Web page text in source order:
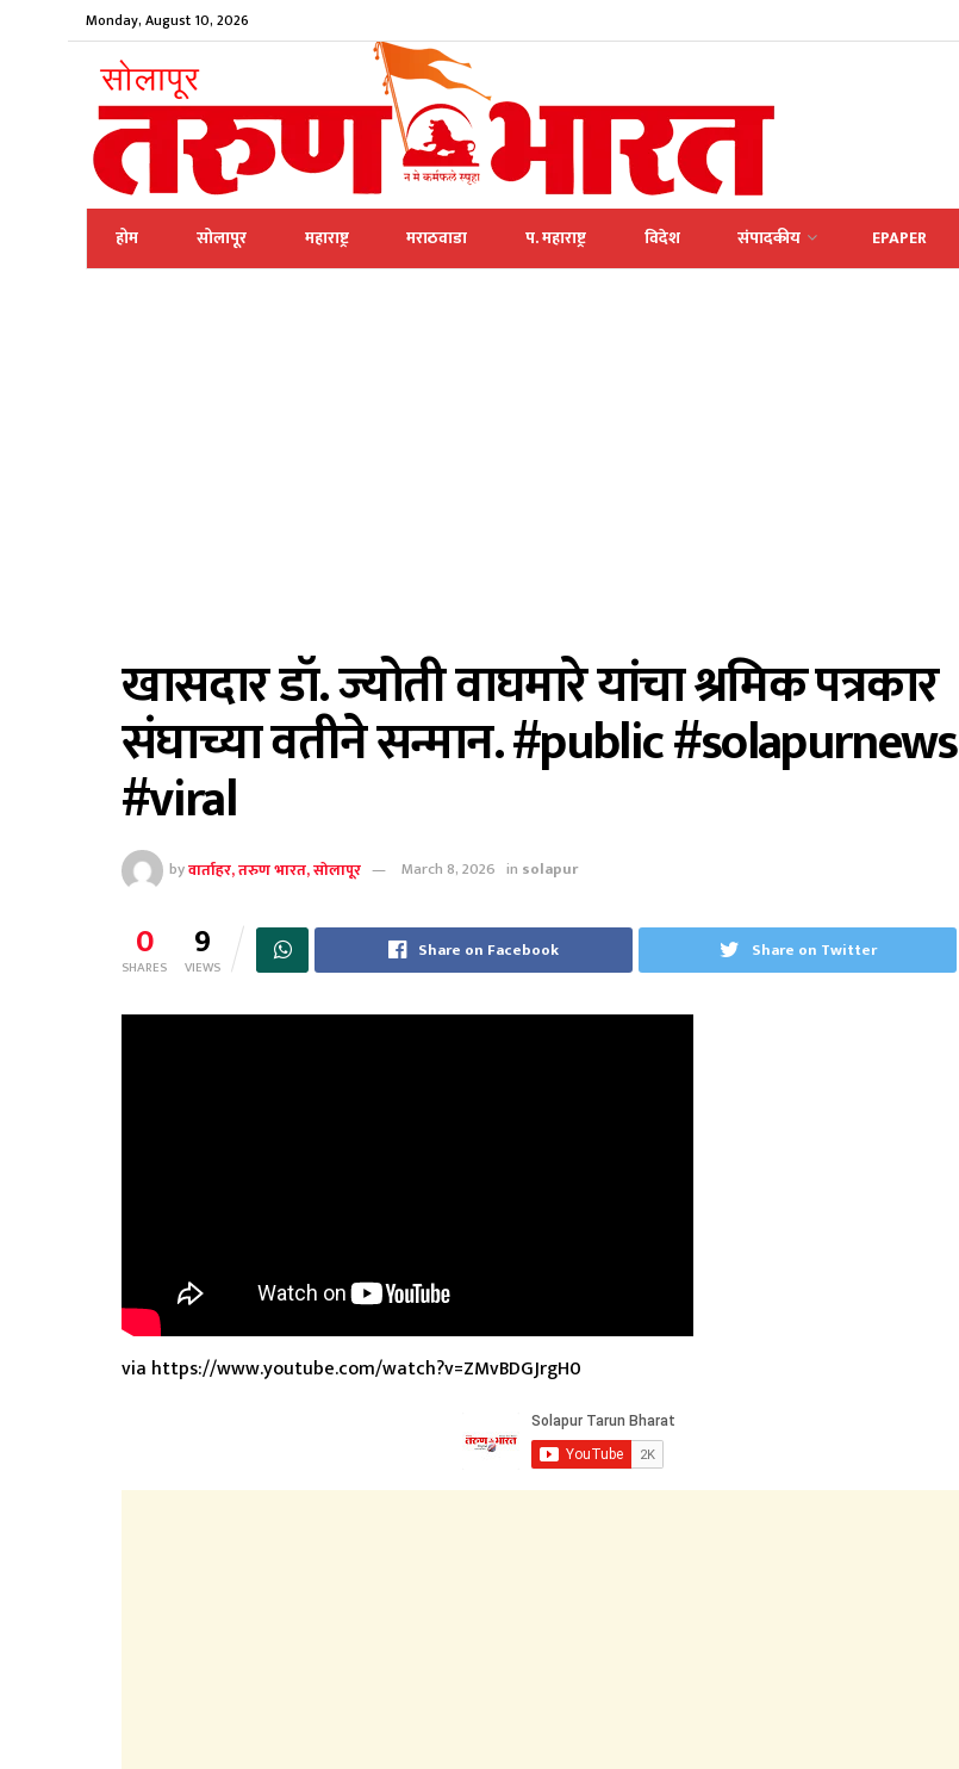
Monday, August 10, 2026
होम सोलापूर महाराष्ट्र मराठवाडा प. महाराष्ट्र विदेश संपादकीय EPAPER
खासदार डॉ. ज्योती वाघमारे यांचा श्रमिक पत्रकार
संघाच्या वतीने सन्मान. #public #solapurnews
#viral
byवार्ताहर, तरुण भारत, सोलापूर March 8, 2026 in solapur
0
SHARES 9
VIEWS
Share on Facebook Share on Twitter
via https://www.youtube.com/watch?v=ZMvBDGJrgH0